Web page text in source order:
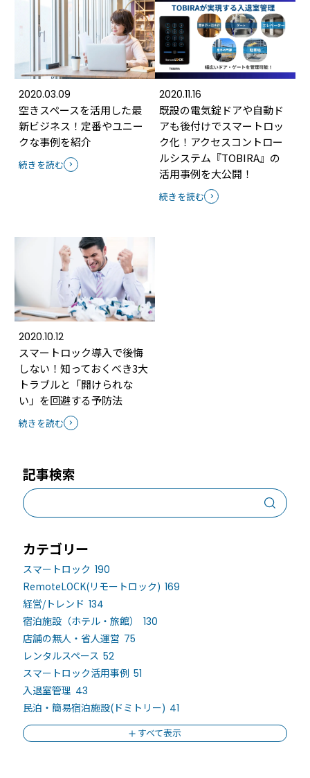
2020.03.09
空きスペースを活用した最
新ビジネス！定番やユニー
クな事例を紹介
続きを読む
2020.11.16
既設の電気錠ドアや自動ド
アも後付けでスマートロッ
ク化！アクセスコントロー
ルシステム『TOBIRA』の
活用事例を大公開！
続きを読む
2020.10.12
スマートロック導入で後悔
しない！知っておくべき3大
トラブルと「開けられな
い」を回避する予防法
続きを読む
記事検索
カテゴリー
スマートロック 190
RemoteLOCK(リモートロック) 169
経営/トレンド 134
宿泊施設（ホテル・旅館）
130
店舗の無人・省人運営 75
レンタルスペース 52
スマートロック活用事例 51
入退室管理 43
民泊・簡易宿泊施設(ドミトリー) 41
すべて表示